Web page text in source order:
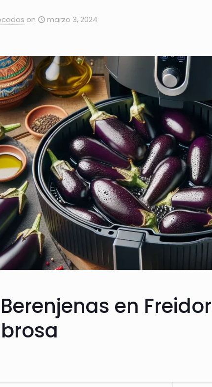
on marzo 3, 2024
en